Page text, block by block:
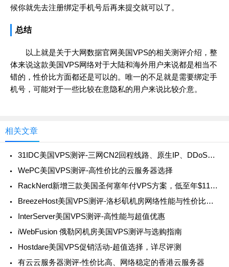
候你就先去注册绑定手机号后再来提交就可以了。
总结
以上就是关于大网数据官网美国VPS的相关测评介绍，整
体来说这款美国VPS网络对于大陆和海外用户来说都是相当不
错的，性价比方面都还是可以的。唯一的不足就是需要绑定手
机号，可能对于一些比较在意隐私的用户来说比较介意。
相关文章
31IDC美国VPS测评-三网CN2回程线路、原生IP、DDoS高防
WePC美国VPS测评-高性价比的云服务器选择
RackNerd新增三款美国圣何塞年付VPS方案，低至年$11.88
BreezeHost美国VPS测评-洛杉矶机房网络性能与性价比分析
InterServer美国VPS测评-高性能与超值优惠
iWebFusion 俄勒冈机房美国VPS测评与选购指南
Hostdare美国VPS促销活动-超值选择，详尽评测
有云云服务器测评-性价比高、网络稳定的香港云服务器